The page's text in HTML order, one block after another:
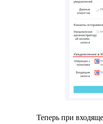
Теперь при